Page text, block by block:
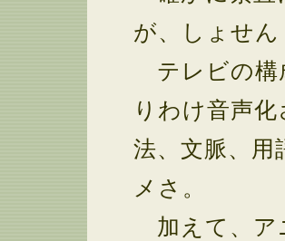
が、しょせ
テレビの構
りわけ音声
法、文脈、
メさ。
加えて、ア